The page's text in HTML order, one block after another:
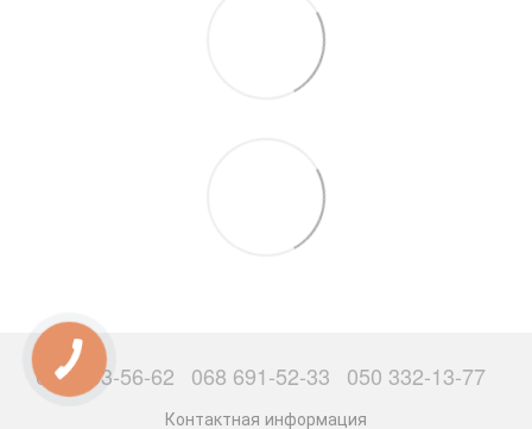
063 503-56-62 068 691-52-33 050 332-13-77
Контактная информация